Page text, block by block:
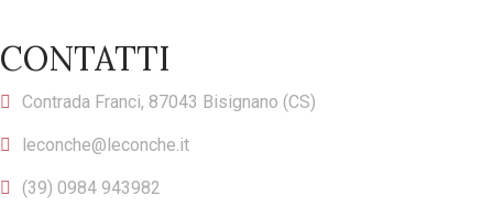
CONTATTI
Contrada Franci, 87043 Bisignano (CS)
leconche@leconche.it
(39) 0984 943982